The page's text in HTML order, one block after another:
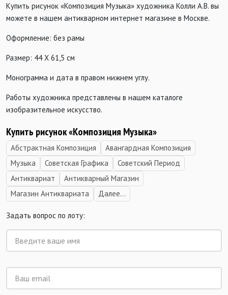
Купить рисунок «Композиция Музыка» художника Колли А.В. вы
можете в нашем антикварном интернет магазине в Москве.
Оформление: без рамы
Размер: 44 Х 61,5 см
Монограмма и дата в правом нижнем углу.
Работы художника представлены в нашем каталоге
изобразительное искусство.
Купить рисунок «Композиция Музыка»
Абстрактная Композиция
Авангардная Композиция
Музыка
Советская Графика
Советский Период
Антиквариат
Антикварный Магазин
Магазин Антиквариата
Далее...
Задать вопрос по лоту: